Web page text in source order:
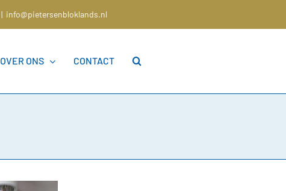
| info@pietersenbloklands.nl
OVER ONS CONTACT